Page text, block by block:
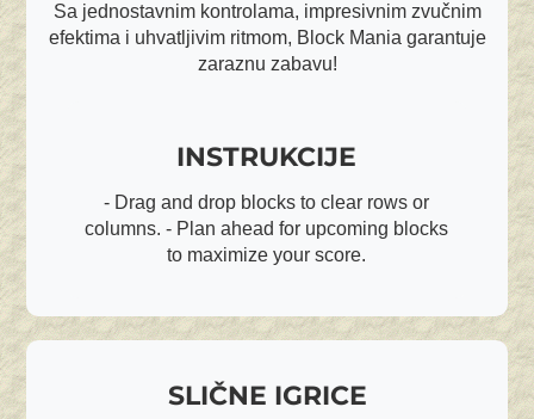
Sa jednostavnim kontrolama, impresivnim zvučnim
efektima i uhvatljivim ritmom, Block Mania garantuje
zaraznu zabavu!
INSTRUKCIJE
- Drag and drop blocks to clear rows or
columns. - Plan ahead for upcoming blocks
to maximize your score.
SLIČNE IGRICE